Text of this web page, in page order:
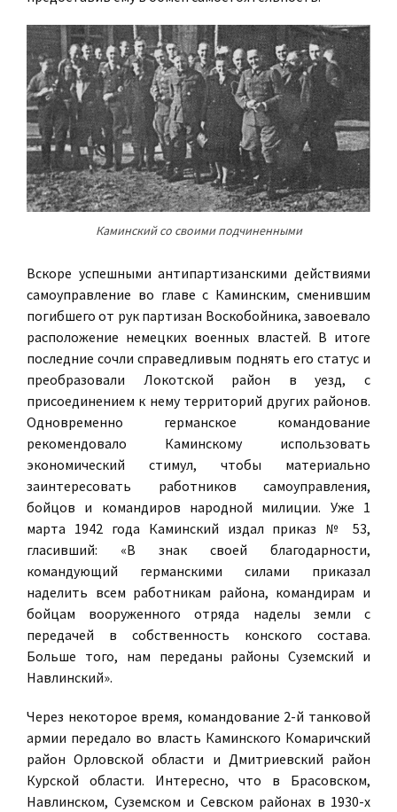
Каминский со своими подчиненными
Вскоре успешными антипартизанскими действиями
самоуправление во главе с Каминским, сменившим
погибшего от рук партизан Воскобойника, завоевало
расположение немецких военных властей. В итоге
последние сочли справедливым поднять его статус и
преобразовали Локотской район в уезд, с
присоединением к нему территорий других районов.
Одновременно германское командование
рекомендовало Каминскому использовать
экономический стимул, чтобы материально
заинтересовать работников самоуправления,
бойцов и командиров народной милиции. Уже 1
марта 1942 года Каминский издал приказ № 53,
гласивший: «В знак своей благодарности,
командующий германскими силами приказал
наделить всем работникам района, командирам и
бойцам вооруженного отряда наделы земли с
передачей в собственность конского состава.
Больше того, нам переданы районы Суземский и
Навлинский».
Через некоторое время, командование 2-й танковой
армии передало во власть Каминского Комаричский
район Орловской области и Дмитриевский район
Курской области. Интересно, что в Брасовском,
Навлинском, Суземском и Севском районах в 1930-х